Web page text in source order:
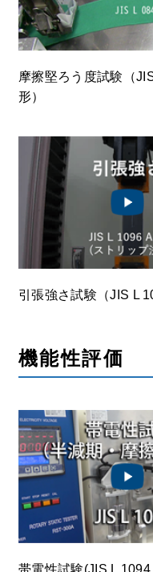
摩擦堅ろう度試験（
形）
引張強さ試験（JIS L
機能性評価
帯電性試験(JIS L